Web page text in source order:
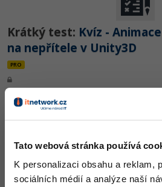
Tato webová stránka používá
K personalizaci obsahu a reklam,
sociálních médií a analýze naší
Krátký test: Kvíz -
na nepřítele v Unity3D
PRO
Lekce 9:3D střílečka v
ZDARMA